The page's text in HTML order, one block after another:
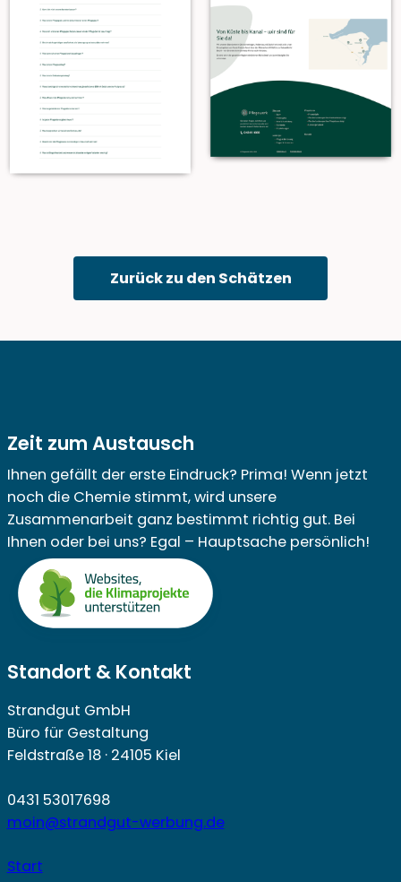
Zurück zu den Schätzen
Zeit zum Austausch
Ihnen gefällt der erste Eindruck? Prima! Wenn jetzt
noch die Chemie stimmt, wird unsere
Zusammenarbeit ganz bestimmt richtig gut. Bei
Ihnen oder bei uns? Egal – Hauptsache persönlich!
Standort & Kontakt
Strandgut GmbH
Büro für Gestaltung
Feldstraße 18 · 24105 Kiel
0431 53017698
moin@strandgut-werbung.de
Start